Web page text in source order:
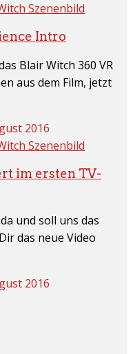
Intro
Blair Witch 360 VR
aus dem Film, jetzt
2016
im ersten TV-
und soll uns das
das neue Video
2016